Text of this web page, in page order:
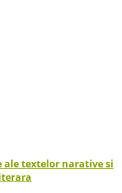
ale textelor narative si